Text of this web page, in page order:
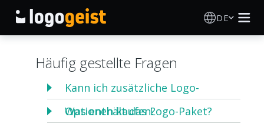
DE
KI Logo Generator
Logo Ideen
Häufig gestellte Fragen
Kann ich zusätzliche Logo-
Optionen kaufen?
Was enthält das Logo-Paket?